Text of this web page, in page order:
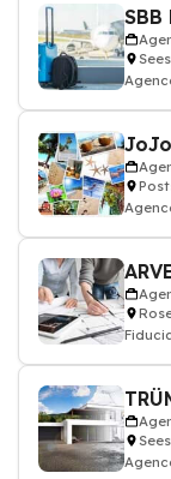
SBB